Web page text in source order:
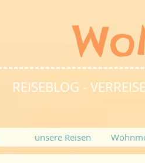
REISEBLOG -
unsere Reisen